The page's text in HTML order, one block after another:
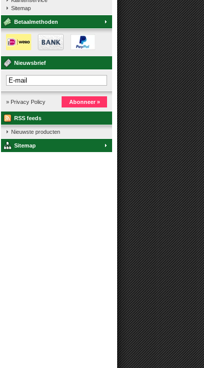
Sitemap
Betaalmethoden
Nieuwsbrief
» Privacy Policy Abonneer »
RSS feeds
Nieuwste producten
Sitemap